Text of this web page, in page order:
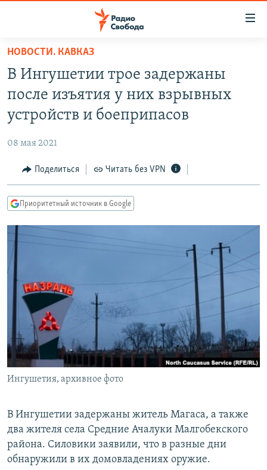
упрощенного
доступа
основному
Вернутся
Вернутся
поиску
ПОДКАСТЫ
АВТОРСКИЕ ПРОЕКТЫ
МНЕНИЯ
КУЛЬТУРА
КАВКАЗ.РЕАЛИИ
СЕВЕР.РЕАЛИИ
СИБИРЬ.РЕАЛИИ
РАСПИСАНИЕ ВЕЩАНИЯ
ПОДПИШИТЕСЬ НА РАССЫЛКУ
СОЦИАЛЬНЫЕ СЕТИ
Все сайты РСЕ/РС
НОВОСТИ. КАВКАЗ
В Ингушетии трое задержаны
после изъятия у них взрывных
устройств и боеприпасов
08 мая 2021
Поделиться Читать без VPN
Приоритетный источник в Google
Ингушетия, архивное фото
В Ингушетии задержаны житель Магаса, а также
два жителя села Средние Ачалуки Малгобекского
района. Силовики заявили, что в разные дни
обнаружили в их домовладениях оружие.